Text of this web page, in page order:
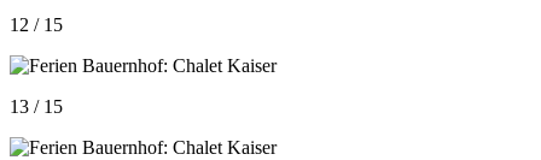
12 / 15
13 / 15